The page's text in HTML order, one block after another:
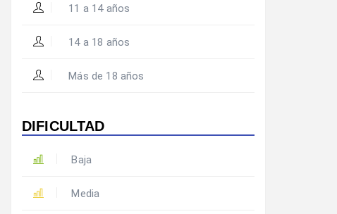
11 a 14 años
14 a 18 años
Más de 18 años
DIFICULTAD
Baja
Media